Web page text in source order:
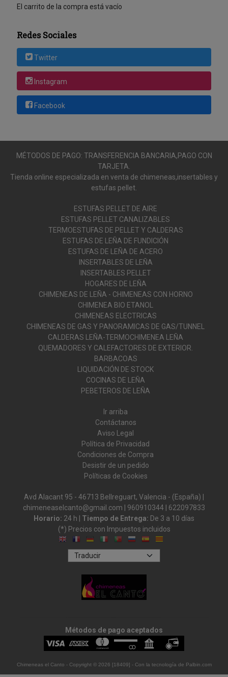
El carrito de la compra está vacío
Redes Sociales
Twitter
Instagram
Facebook
MÉTODOS DE PAGO: TRANSFERENCIA BANCARIA,PAGO CON
TARJETA.
Tienda online especializada en venta de chimeneas,insertables y
estufas pellet.
ESTUFAS PELLET DE AIRE
ESTUFAS PELLET CANALIZABLES
TERMOESTUFAS DE PELLET Y CALDERAS
ESTUFAS DE LEÑA DE FUNDICIÓN
ESTUFAS DE LEÑA DE ACERO
INSERTABLES DE LEÑA
INSERTABLES PELLET
HOGARES DE LEÑA
CHIMENEAS DE LEÑA - CHIMENEAS CON HORNO
CHIMENEA BIO ETANOL
CHIMENEAS ELECTRICAS
CHIMENEAS DE GAS Y PANORAMICAS DE GAS/TUNNEL
CALDERAS LEÑA-TERMOCHIMENEA LEÑA
QUEMADORES Y CALEFACTORES DE EXTERIOR.
BARBACOAS
LIQUIDACIÓN DE STOCK
COCINAS DE LEÑA
PEBETEROS DE LEÑA
Ir arriba
Contáctanos
Aviso Legal
Política de Privacidad
Condiciones de Compra
Desistir de un pedido
Políticas de Cookies
Avd Alacant 95 - 46713 Bellreguart, Valencia - (España) |
chimeneaselcanto@gmail.com | 960910344
622097833
Horario: 24 h | Tiempo de Entrega: De 3 a 10 días
(*) Precios con Impuestos incluidos
Métodos de pago aceptados
Chimeneas el Canto - Copyright © 2026 [18409] - Con la tecnología de Palbin.com